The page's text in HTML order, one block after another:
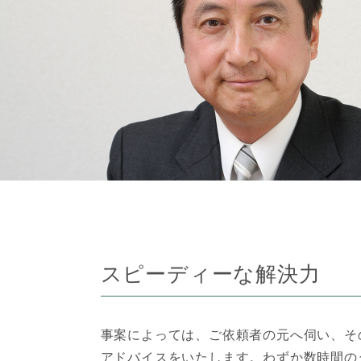
スピーディーな解決力
事案によっては、ご依頼者の元へ伺い、
アドバイスをいたします。わずか数時間